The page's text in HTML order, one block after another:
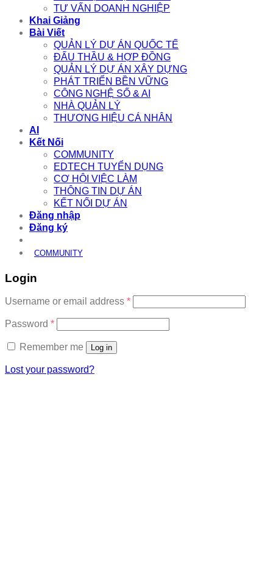
TƯ VẤN DOANH NGHIỆP
Khai Giảng
Bài Viết
QUẢN LÝ DỰ ÁN QUỐC TẾ
ĐẤU THẦU & HỢP ĐỒNG
QUẢN LÝ DỰ ÁN XÂY DỰNG
PHÁT TRIỂN BỀN VỮNG
CÔNG NGHỆ SỐ & AI
NHÀ QUẢN LÝ
THƯƠNG HIỆU CÁ NHÂN
AI
Kết Nối
COMMUNITY
EDTECH TUYỂN DỤNG
CƠ HỘI VIỆC LÀM
THÔNG TIN DỰ ÁN
KẾT NỐI DỰ ÁN
Đăng nhập
Đăng ký
COMMUNITY
Login
Username or email address *Required
Password *Required
Remember me Log in
Lost your password?